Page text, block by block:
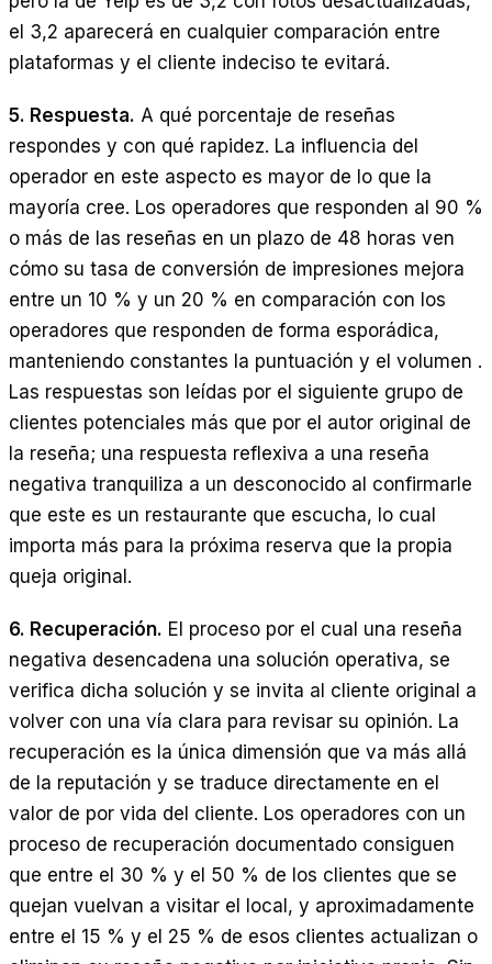
el 3,2 aparecerá en cualquier comparación entre
plataformas y el cliente indeciso te evitará.
5. Respuesta. A qué porcentaje de reseñas
respondes y con qué rapidez. La influencia del
operador en este aspecto es mayor de lo que la
mayoría cree. Los operadores que responden al 90 %
o más de las reseñas en un plazo de 48 horas ven
cómo su tasa de conversión de impresiones mejora
entre un 10 % y un 20 % en comparación con los
operadores que responden de forma esporádica,
manteniendo constantes la puntuación y el volumen .
Las respuestas son leídas por el siguiente grupo de
clientes potenciales más que por el autor original de
la reseña; una respuesta reflexiva a una reseña
negativa tranquiliza a un desconocido al confirmarle
que este es un restaurante que escucha, lo cual
importa más para la próxima reserva que la propia
queja original.
6. Recuperación. El proceso por el cual una reseña
negativa desencadena una solución operativa, se
verifica dicha solución y se invita al cliente original a
volver con una vía clara para revisar su opinión. La
recuperación es la única dimensión que va más allá
de la reputación y se traduce directamente en el
valor de por vida del cliente. Los operadores con un
proceso de recuperación documentado consiguen
que entre el 30 % y el 50 % de los clientes que se
quejan vuelvan a visitar el local, y aproximadamente
entre el 15 % y el 25 % de esos clientes actualizan o